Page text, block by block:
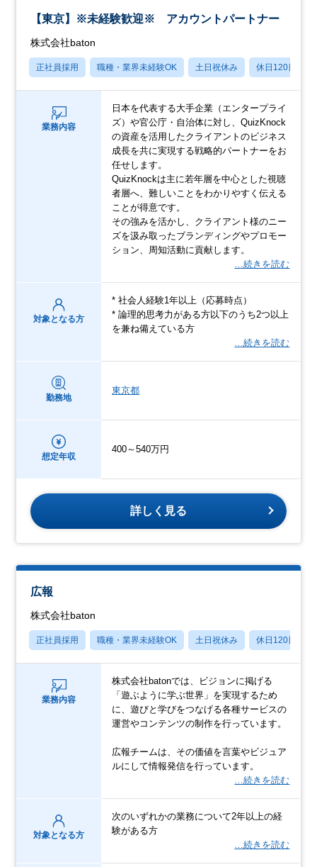
【東京】※未経験歓迎※ アカウントパートナー
株式会社baton
正社員採用 職種・業界未経験OK 土日祝休み 休日120日以上
業務内容
日本を代表する大手企業（エンタープライ
ズ）や官公庁・自治体に対し、QuizKnock
の資産を活用したクライアントのビジネス
成長を共に実現する戦略的パートナーをお
任せします。
QuizKnockは主に若年層を中心とした視聴
者層へ、難しいことをわかりやすく伝える
ことが得意です。
その強みを活かし、クライアント様のニー
ズを汲み取ったブランディングやプロモー
ション、周知活動に貢献します。
…続きを読む
対象となる方
* 社会人経験1年以上（応募時点）
* 論理的思考力がある方以下のうち2つ以上
を兼ね備えている方
…続きを読む
勤務地
東京都
想定年収
400～540万円
詳しく見る
広報
株式会社baton
正社員採用 職種・業界未経験OK 土日祝休み 休日120日以上
業務内容
株式会社batonでは、ビジョンに掲げる
「遊ぶように学ぶ世界」を実現するため
に、遊びと学びをつなげる各種サービスの
運営やコンテンツの制作を行っています。
広報チームは、その価値を言葉やビジュア
ルにして情報発信を行っています。
…続きを読む
対象となる方
次のいずれかの業務について2年以上の経
験がある方
…続きを読む